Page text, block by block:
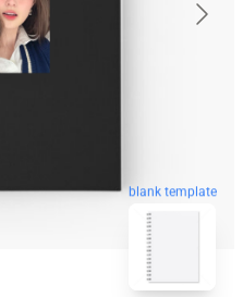
blank template